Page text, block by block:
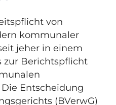
von
kommunaler
jeher in einem
zur Berichtspflicht
Entscheidung
(BVerwG)